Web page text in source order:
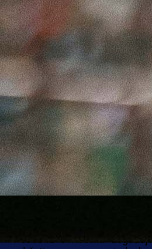
Sarajevo će uskoro
fudbalskog događaja jer
CUP”, revijalni susret
legende fudbala iz cijele
Organizatori najavljuju
ispunjenu emocijama,
fudbalu, a događaj dolazi u
Hercegovina s velikim
pred nastup na Svjetskom
“Fudbalski velikani iz cijele
poseban revijalni susret
Posebnu simboliku